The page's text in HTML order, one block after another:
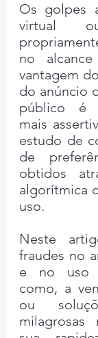
Os golpes
virtual
no
vantagem
do anúncio
público é
mais
estudo de
de
obtidos
algorítmica
uso.
Neste
fraudes no
e no uso
como, a
ou